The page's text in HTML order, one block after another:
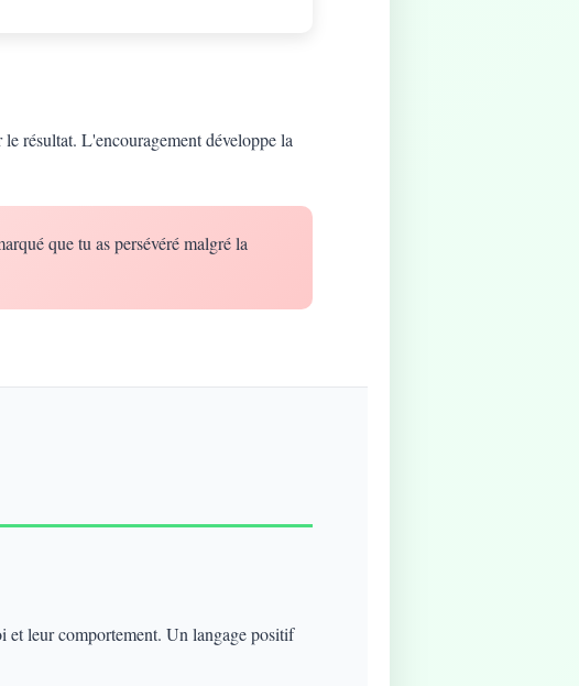
résultat. L'encouragement développe la
que tu as persévéré malgré la
et leur comportement. Un langage positif